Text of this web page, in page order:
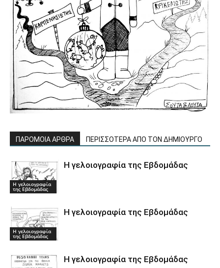
ΠΑΡΟΜΟΙΑ ΑΡΘΡΑ ΠΕΡΙΣΣΟΤΕΡΑ ΑΠΟ ΤΟΝ ΔΗΜΙΟΥΡΓΟ
Η γελοιογραφία
της Εβδομάδας
Η γελοιογραφία της Εβδομάδας
Η γελοιογραφία
της Εβδομάδας
Η γελοιογραφία της Εβδομάδας
Η γελοιογραφία της Εβδομάδας